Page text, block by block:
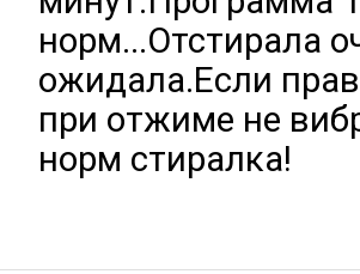
норм...Отстирала
ожидала.Если
при отжиме не
норм стиралка!